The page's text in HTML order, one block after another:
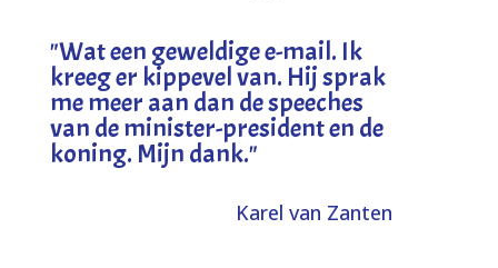
"Wat een geweldige e-mail. Ik
kreeg er kippevel van. Hij sprak
me meer aan dan de speeches
van de minister-president en de
koning. Mijn dank."
Karel van Zanten